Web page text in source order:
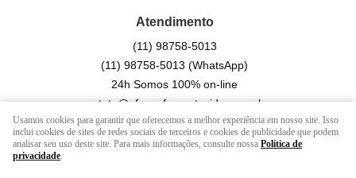
Atendimento
(11) 98758-5013
(11) 98758-5013(WhatsApp)
24h Somos 100% on-line
contato@afonsofrancotecidos.com.br
LOJA VIRTUAL CRIADA POR
Usamos cookies para garantir que oferecemos a melhor experiência em nosso site. Isso
inclui cookies de sites de redes sociais de terceiros e cookies de publicidade que podem
analisar seu uso deste site. Para mais informações, consulte nossa Política de
privacidade.